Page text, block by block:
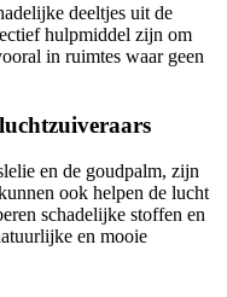
deeltjes uit de
hulpmiddel zijn om
in ruimtes waar geen
en de goudpalm, zijn
ook helpen de lucht
schadelijke stoffen en
en mooie